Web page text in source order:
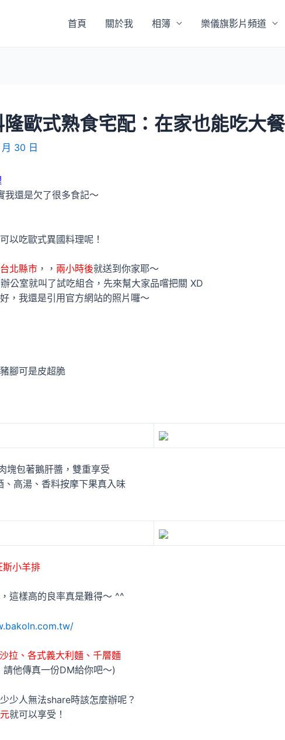
首頁 關於我 相簿 樂儀旗影片頻道
隆歐式熟食宅配：在家也能吃大餐
30 日
我還是欠了很多食記～
以吃歐式異國料理呢！
北縣市 ，， 兩小時後就送到你家耶～
公室就叫了試吃組合，先來幫大家品嚐把關 XD
，我還是引用官方網站的照片囉～
腳可是皮超脆
塊包著鵝肝醬，雙重享受
高湯、香料按摩下果真入味
斯小羊排
這樣高的良率真是難得～ ^^
沙拉、各式義大利麵、千層麵
他傳真一份DM給你吧～)
少人無法share時該怎麼辦呢？
就可以享受！